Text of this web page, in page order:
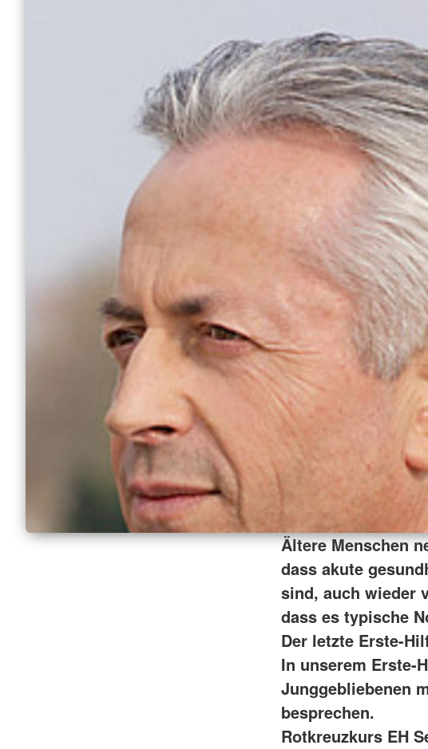
Ältere Menschen
dass akute
sind, auch wieder
dass es typische
Der letzte Erste-
In unserem Erste-
Junggebliebenen
besprechen.
Rotkreuzkurs EH